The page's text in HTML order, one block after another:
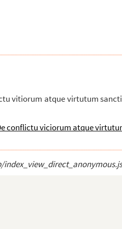
vitiorum atque virtutum
conflictu viciorum atque